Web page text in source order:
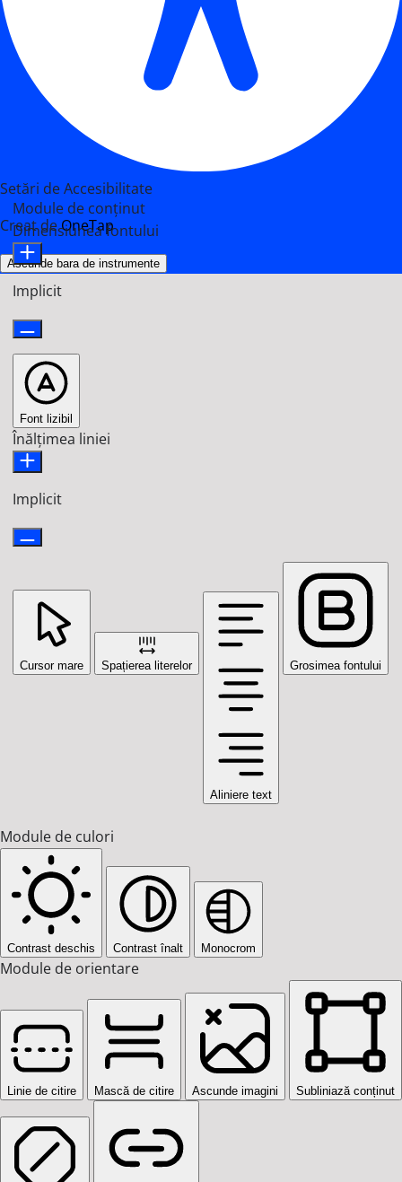
Setări de Accesibilitate
Creat deOneTap
Ascunde bara de instrumente
Module de conținut
Dimensiunea fontului
Implicit
Font lizibil
Înălțimea liniei
Implicit
Cursor mare Spațierea literelor
Aliniere text
Grosimea fontului
Module de culori
Contrast deschis Contrast înalt Monocrom
Module de orientare
Linie de citire Mască de citire Ascunde imagini Subliniază conținut